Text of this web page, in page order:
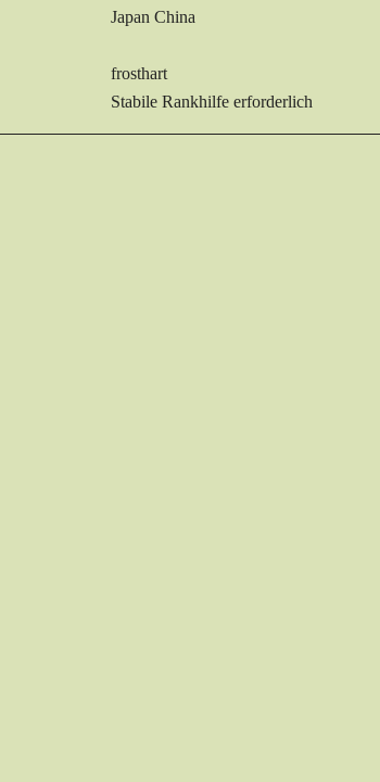
Japan China
frosthart
Stabile Rankhilfe erforderlich